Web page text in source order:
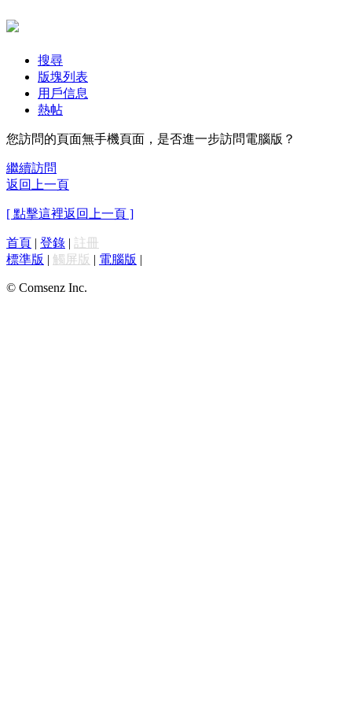
搜尋
版塊列表
用戶信息
熱帖
您訪問的頁面無手機頁面，是否進一步訪問電腦版？
繼續訪問
返回上一頁
[ 點擊這裡返回上一頁 ]
首頁 | 登錄 | 註冊
標準版 | 觸屏版 | 電腦版 |
© Comsenz Inc.